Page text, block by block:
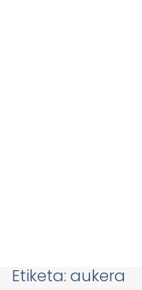
Etiketa: aukera